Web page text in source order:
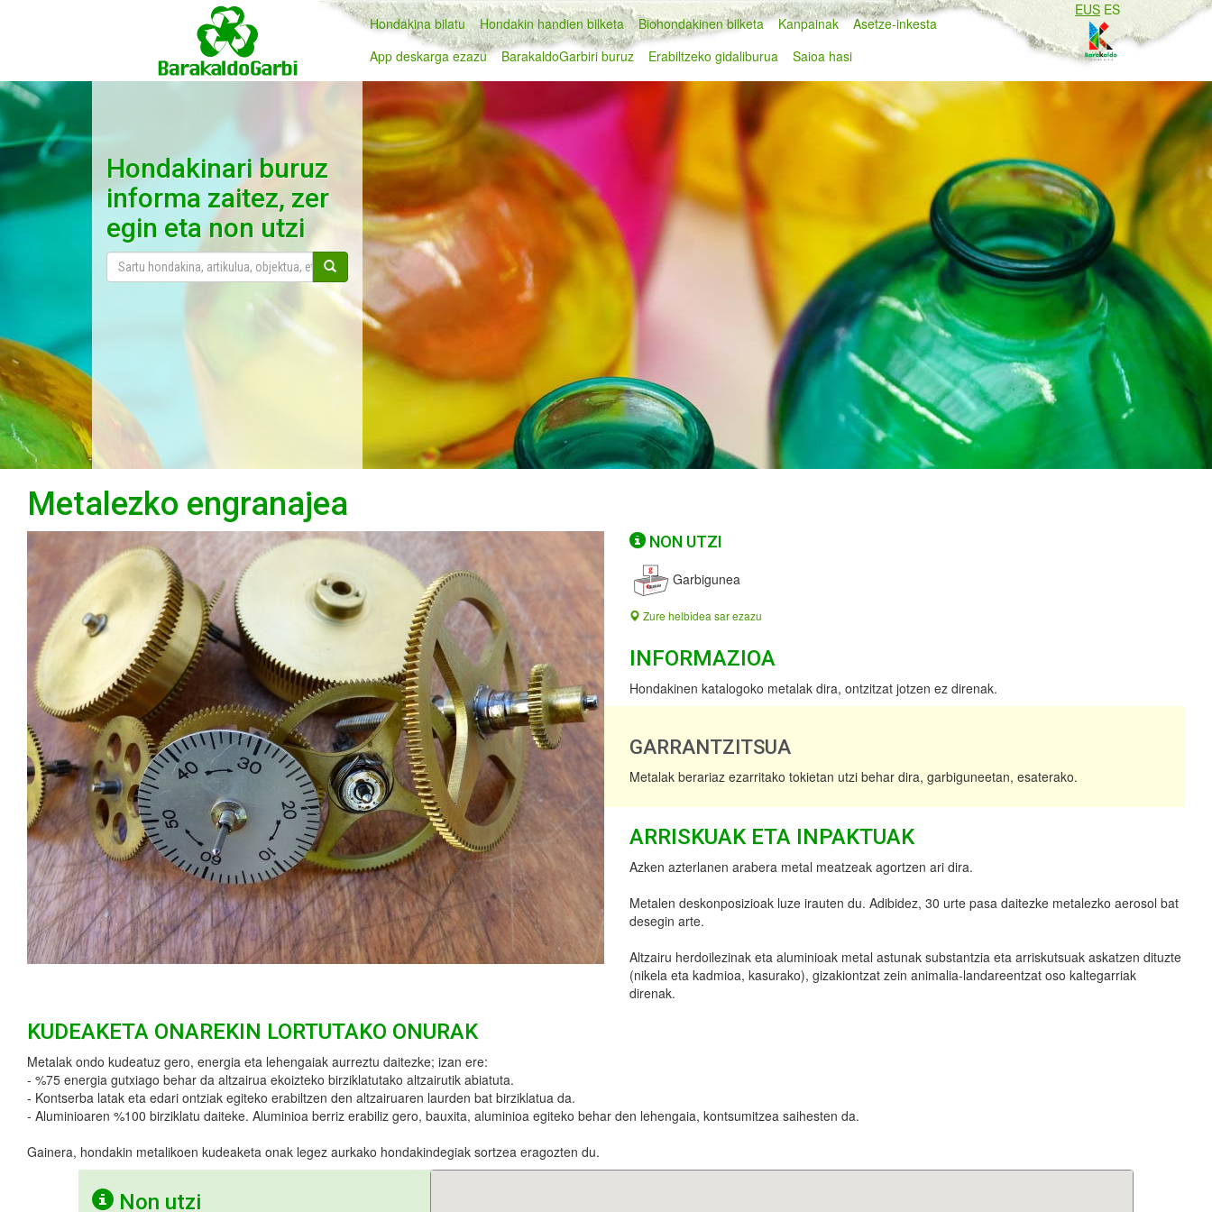
EUS ES
Hondakina bilatu
Hondakin handien bilketa Biohondakinen bilketa Kanpainak
Asetze-inkesta
App deskarga ezazu
BarakaldoGarbiri buruz Erabiltzeko gidaliburua Saioa hasi
Hondakinari buruz
informa zaitez, zer
egin eta non utzi
Metalezko engranajea
NON UTZI
Garbigunea
Zure helbidea sar ezazu
INFORMAZIOA
Hondakinen katalogoko metalak dira, ontzitzat jotzen ez direnak.
GARRANTZITSUA
Metalak berariaz ezarritako tokietan utzi behar dira, garbiguneetan, esaterako.
ARRISKUAK ETA INPAKTUAK
Azken azterlanen arabera metal meatzeak agortzen ari dira.
Metalen deskonposizioak luze irauten du. Adibidez, 30 urte pasa daitezke metalezko aerosol bat
desegin arte.
Altzairu herdoilezinak eta aluminioak metal astunak substantzia eta arriskutsuak askatzen dituzte
(nikela eta kadmioa, kasurako), gizakiontzat zein animalia-landareentzat oso kaltegarriak
direnak.
KUDEAKETA ONAREKIN LORTUTAKO ONURAK
Metalak ondo kudeatuz gero, energia eta lehengaiak aurreztu daitezke; izan ere:
- %75 energia gutxiago behar da altzairua ekoizteko birziklatutako altzairutik abiatuta.
- Kontserba latak eta edari ontziak egiteko erabiltzen den altzairuaren laurden bat birziklatua da.
- Aluminioaren %100 birziklatu daiteke. Aluminioa berriz erabiliz gero, bauxita, aluminioa egiteko behar den lehengaia, kontsumitzea saihesten da.
Gainera, hondakin metalikoen kudeaketa onak legez aurkako hondakindegiak sortzea eragozten du.
Non utzi